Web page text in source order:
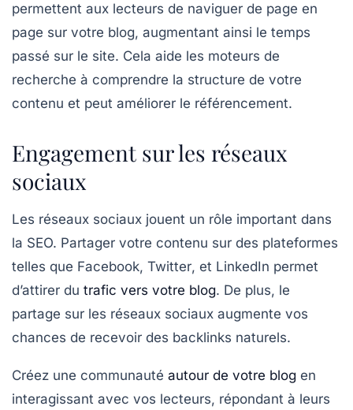
permettent aux lecteurs de naviguer de page en
page sur votre blog, augmentant ainsi le temps
passé sur le site. Cela aide les moteurs de
recherche à comprendre la structure de votre
contenu et peut améliorer le référencement.
Engagement sur les réseaux
sociaux
Les réseaux sociaux jouent un rôle important dans
la SEO. Partager votre contenu sur des plateformes
telles que Facebook, Twitter, et LinkedIn permet
d’attirer du trafic vers votre blog. De plus, le
partage sur les réseaux sociaux augmente vos
chances de recevoir des backlinks naturels.
Créez une communauté autour de votre blog en
interagissant avec vos lecteurs, répondant à leurs